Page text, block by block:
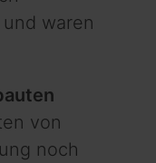
waren
von
noch